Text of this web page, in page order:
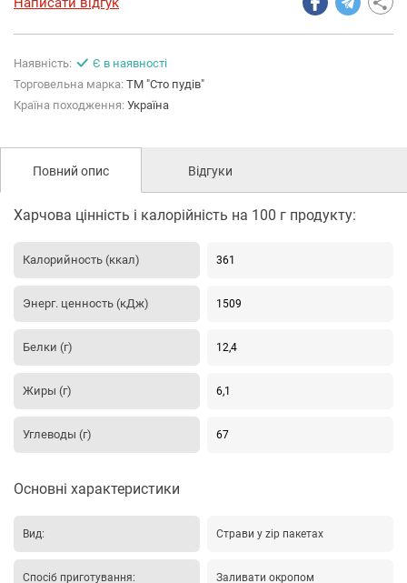
Наявність:
Є в наявності
Торговельна марка: ТМ "Сто пудів"
Країна походження: Україна
Повний опис Відгуки
Харчова цінність і калорійність на 100 г продукту:
Калорийность (ккал) 361
Энерг. ценность (кДж) 1509
Белки (г) 12,4
Жиры (г) 6,1
Углеводы (г) 67
Основні характеристики
Вид: Страви у zip пакетах
Спосіб приготування: Заливати окропом